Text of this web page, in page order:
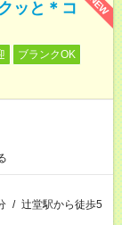
ッと＊コ
ブランクOK
/ 辻堂駅から徒歩5